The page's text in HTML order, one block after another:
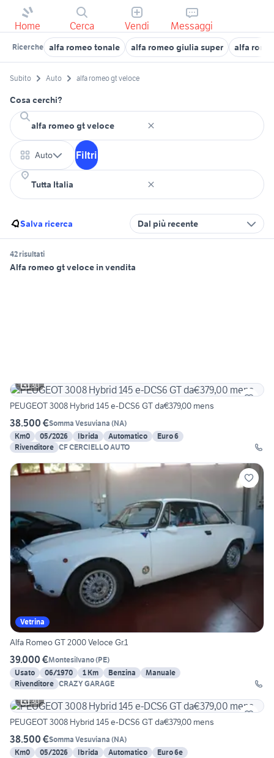
Home Cerca Vendi Messaggi
Ricerche alfa romeo tonale alfa romeo giulia super alfa
Subito Auto alfa romeo gt veloce
Cosa cerchi?
Auto Filtri
Salva ricerca Dal più recente
42 risultati
Alfa romeo gt veloce in vendita
30
PEUGEOT 3008 Hybrid 145 e-DCS6 GT da€379,00 mens
38.500 €Somma Vesuviana (NA)
Km0
05/2026 Ibrida Automatico
Euro 6
Rivenditore CF CERCIELLO AUTO
Vetrina
Alfa Romeo GT 2000 Veloce Gr.1
39.000 €Montesilvano(PE)
Usato
06/1970 1 Km Benzina
Manuale
Rivenditore CRAZY GARAGE
30
PEUGEOT 3008 Hybrid 145 e-DCS6 GT da€379,00 mens
38.500 €Somma Vesuviana (NA)
Km0
05/2026 Ibrida Automatico
Euro 6e